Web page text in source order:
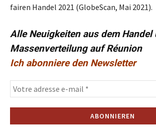
fairen Handel 2021 (GlobeScan, Mai 2021).
Alle Neuigkeiten aus dem Handel
Massenverteilung auf Réunion
Ich abonniere den Newsletter